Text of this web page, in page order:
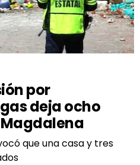
por
deja ocho
que una casa y tres